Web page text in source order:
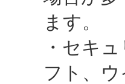
ます。
・セキ
フト、